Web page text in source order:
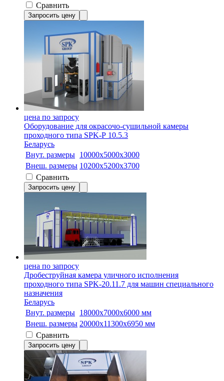
Сравнить
Запросить цену
цена по запросу
Оборудование для окрасочо-сушильной камеры
проходного типа SPK-Р 10.5.3
Беларусь
Внут. размеры 10000х5000х3000
Внеш. размеры 10200х5200х3700
Сравнить
Запросить цену
цена по запросу
Дробеструйная камера уличного исполнения
проходного типа SPK-20.11.7 для машин специального
назначения
Беларусь
Внут. размеры 18000x7000x6000 мм
Внеш. размеры 20000x11300x6950 мм
Сравнить
Запросить цену